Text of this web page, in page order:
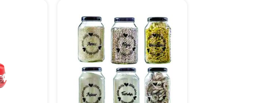
privacidade, utilizaremos seus dados apenas para fins de
marketing. Você pode alterar suas preferências a qualquer
momento.
Iniciar conversa